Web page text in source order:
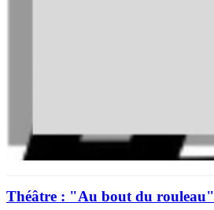
Théâtre : "Au bout du rouleau"